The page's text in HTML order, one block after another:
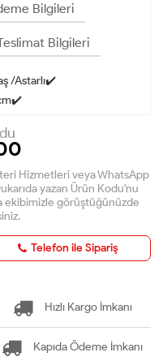
Bilgileri
Bilgileri
/Astarlı✔️
Hizmetleri veya WhatsApp
yazan Ürün Kodu'nu
ekibimizle görüştüğünüzde
Telefon ile Sipariş
Hızlı Kargo İmkanı
Kapıda Ödeme İmkanı